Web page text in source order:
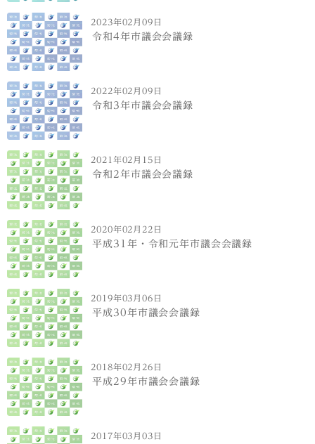
2023年02月09日
令和4年市議会会議録
2022年02月09日
令和3年市議会会議録
2021年02月15日
令和2年市議会会議録
2020年02月22日
平成31年・令和元年市議会会議録
2019年03月06日
平成30年市議会会議録
2018年02月26日
平成29年市議会会議録
2017年03月03日